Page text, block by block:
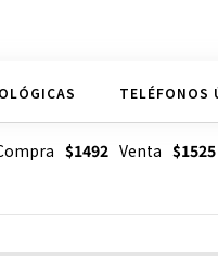
TELÉFONOS
$1492Venta $1525